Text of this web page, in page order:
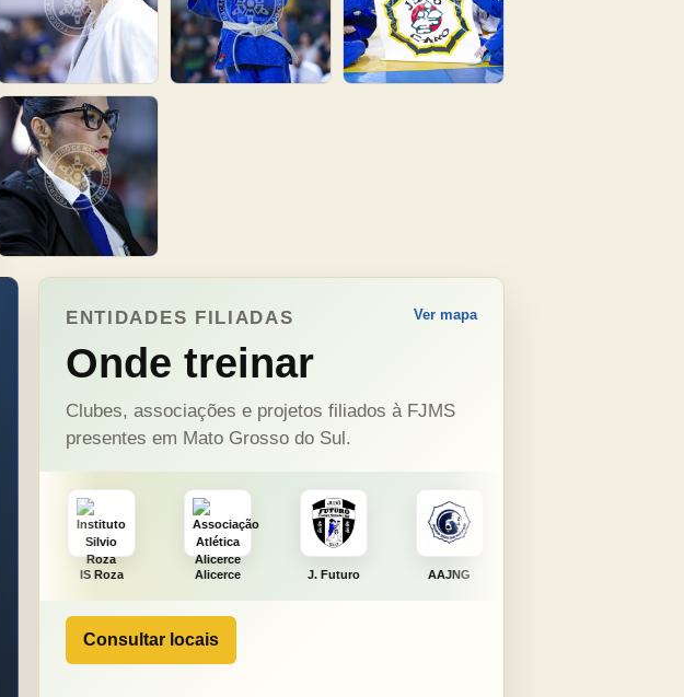
ENTIDADES FILIADAS
Onde treinar
Ver mapa
Clubes, associações e projetos filiados à FJMS
presentes em Mato Grosso do Sul.
Alicerce J. Futuro AAJNG TSURU
Consultar locais